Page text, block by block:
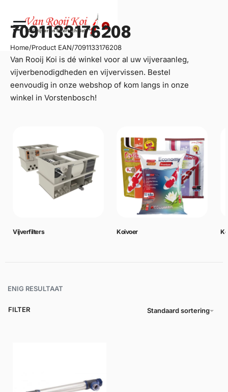
0
7091133176208
Home/Product EAN/7091133176208
Van Rooij Koi is dé winkel voor al uw vijveraanleg,
vijverbenodigdheden en vijvervissen. Bestel
eenvoudig in onze webshop of kom langs in onze
winkel in Vorstenbosch!
Vijverfilters Koivoer
ENIG RESULTAAT
Standaard sortering
FILTER